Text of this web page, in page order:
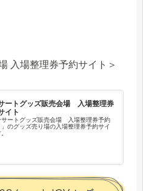
入場整理券予約サイト＞
ートグッズ販売会場 入場整理券
イト
サートグッズ販売会場 入場整理券予約
のグッズ売り場の入場整理券予約サイ